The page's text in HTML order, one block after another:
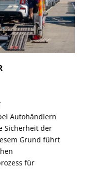
Autohändlern
Sicherheit der
Grund führt
für